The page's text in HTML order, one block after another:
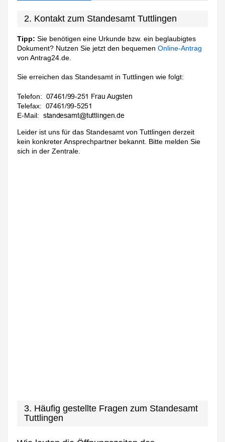
2. Kontakt zum Standesamt Tuttlingen
Tipp: Sie benötigen eine Urkunde bzw. ein beglaubigtes
Dokument? Nutzen Sie jetzt den bequemenOnline-Antrag
von Antrag24.de.
Sie erreichen das Standesamt in Tuttlingen wie folgt:
Telefon:
Telefax:
E-Mail:
Leider ist uns für das Standesamt von Tuttlingen derzeit
kein konkreter Ansprechpartner bekannt. Bitte melden Sie
sich in der Zentrale.
3. Häufig gestellte Fragen zum Standesamt
Tuttlingen